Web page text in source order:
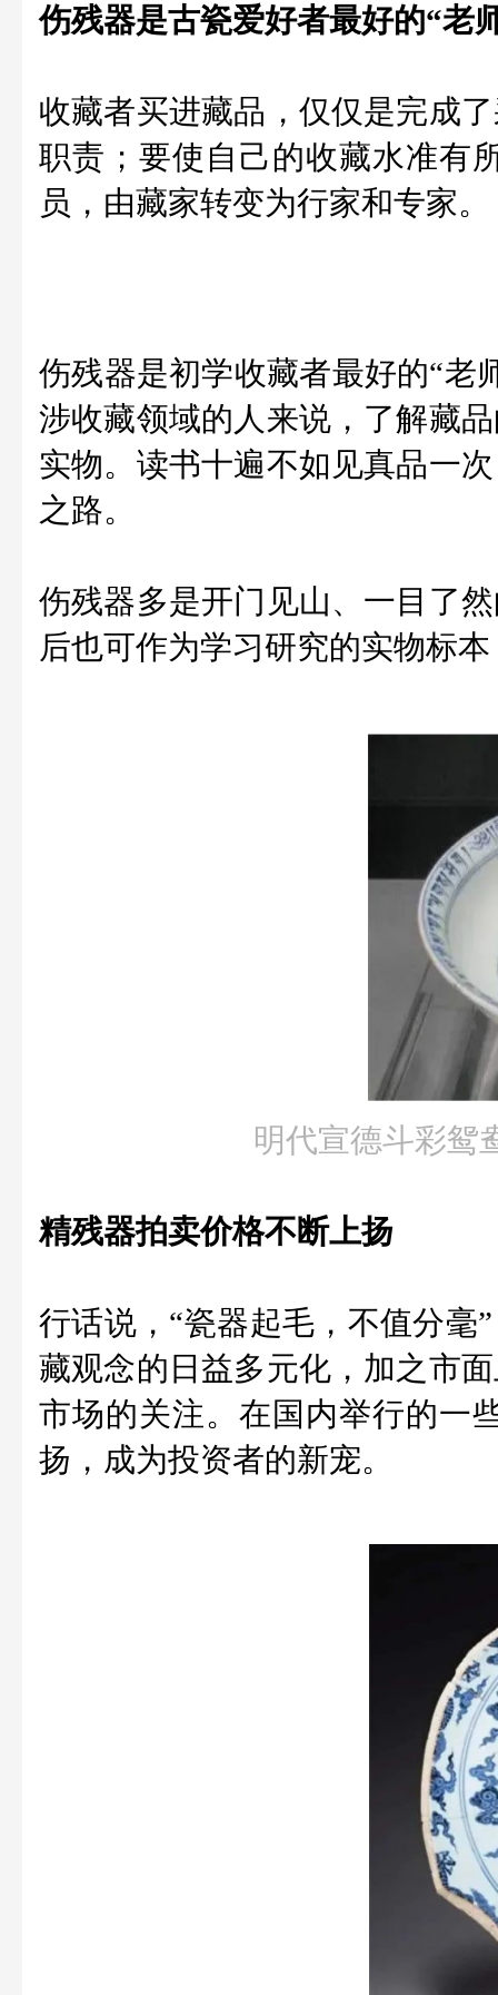
伤残器是古瓷爱好者最好的“老
收藏者买进藏品，仅仅是完成
职责；要使自己的收藏水准有
员，由藏家转变为行家和专家。
伤残器是初学收藏者最好的“老
涉收藏领域的人来说，了解藏
实物。读书十遍不如见真品一
之路。
伤残器多是开门见山、一目了
后也可作为学习研究的实物标
明代宣德斗彩鸳
精残器拍卖价格不断上扬
行话说，“瓷器起毛，不值分毫
藏观念的日益多元化，加之市
市场的关注。在国内举行的一
扬，成为投资者的新宠。